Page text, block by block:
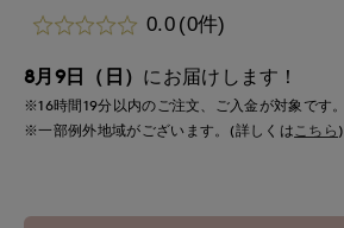
0.0 (0件)
8月9日（日） にお届けします！
※16時間19分以内のご注文、ご入金が対象です。
※一部例外地域がございます。(詳しくはこちら )